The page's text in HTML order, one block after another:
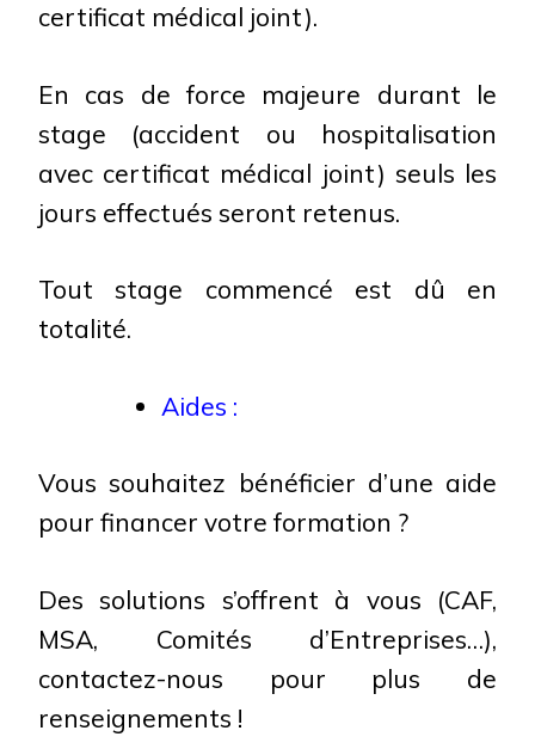
certificat médical joint).
En cas de force majeure durant le
stage (accident ou hospitalisation
avec certificat médical joint) seuls les
jours effectués seront retenus.
Tout stage commencé est dû en
totalité.
Aides :
Vous souhaitez bénéficier d’une aide
pour financer votre formation ?
Des solutions s’offrent à vous (CAF,
MSA, Comités d’Entreprises…),
contactez-nous pour plus de
renseignements !